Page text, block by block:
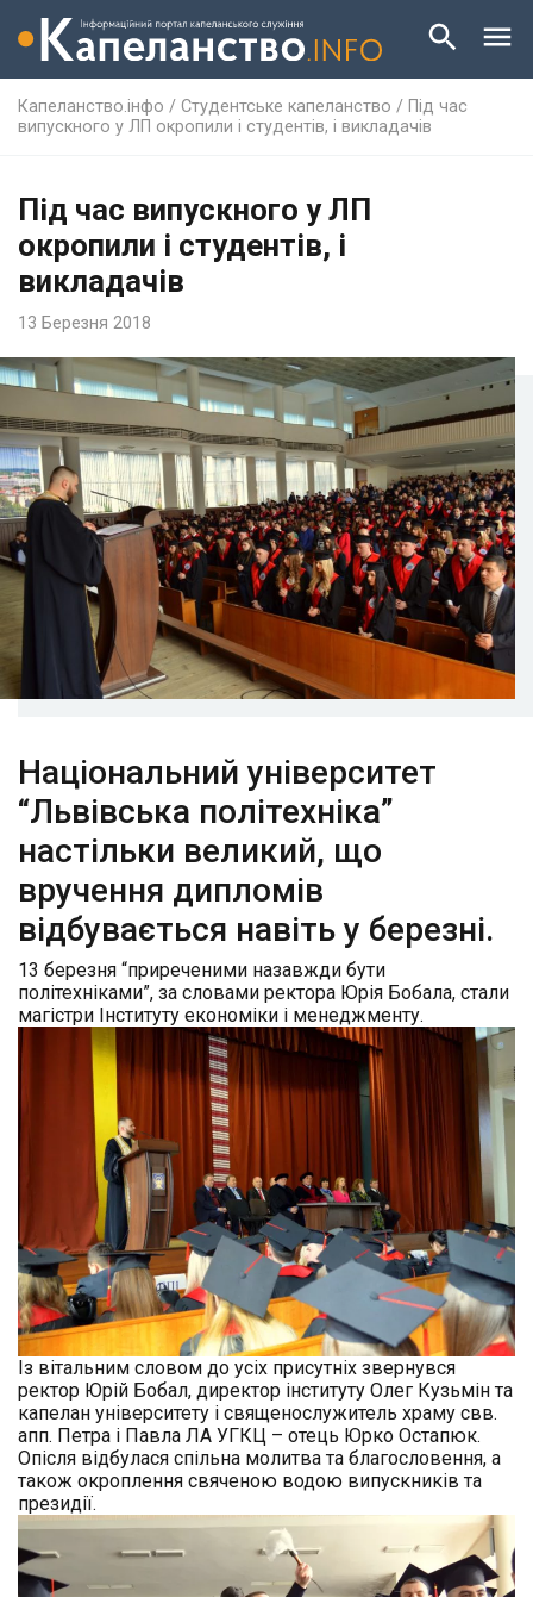
Капеланство.інфо / Студентське капеланство / Під час
випускного у ЛП окропили і студентів, і викладачів
Під час випускного у ЛП
окропили і студентів, і
викладачів
13 Березня 2018
Національний університет
“Львівська політехніка”
настільки великий, що
вручення дипломів
відбувається навіть у березні.
13 березня “приреченими назавжди бути
політехніками”, за словами ректора Юрія Бобала, стали
магістри Інституту економіки і менеджменту.
Із вітальним словом до усіх присутніх звернувся
ректор Юрій Бобал, директор інституту Олег Кузьмін та
капелан університету і священослужитель храму свв.
апп. Петра і Павла ЛА УГКЦ – отець Юрко Остапюк.
Опісля відбулася спільна молитва та благословення, а
також окроплення свяченою водою випускників та
президії.